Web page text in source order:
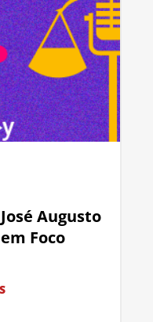
Augusto
Foco